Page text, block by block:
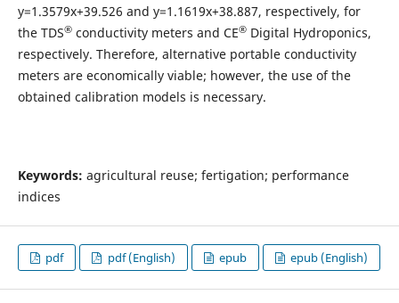
y=1.3579x+39.526 and y=1.1619x+38.887, respectively, for
the TDS®conductivity meters and CE®Digital Hydroponics,
respectively. Therefore, alternative portable conductivity
meters are economically viable; however, the use of the
obtained calibration models is necessary.
Keywords: agricultural reuse; fertigation; performance
indices
pdf pdf (English) epub epub (English)